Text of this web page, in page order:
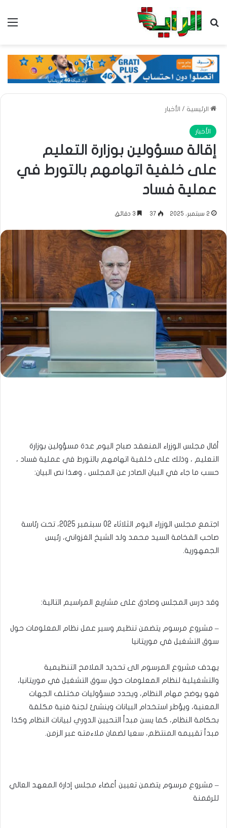
بحث عن
الرئيسية / الأخبار
الأخبار
إقالة مسؤولين بوزارة التعليم
على خلفية اتهامهم بالتورط في
عملية فساد
2 سبتمبر، 2025 37
أقال مجلس الوزراء المنعقد صباح اليوم عدة مسؤولين بوزارة
التعليم ، وذلك على خلفية اتهامهم بالتورط في عملية فساد ،
حسب ما جاء في البيان الصادر عن المجلس ، وهذا نص البيان:
اجتمع مجلس الوزراء اليوم الثلاثاء 02 سبتمبر 2025، تحت رئاسة
صاحب الفخامة السيد محمد ولد الشيخ الغزواني، رئيس
الجمهورية.
وقد درس المجلس وصادق على مشاريع المراسيم التالية:
– مشروع مرسوم يتضمن تنظيم وسير عمل نظام المعلومات حول
سوق التشغيل في موريتانيا
يهدف مشروع المرسوم الى تحديد الملامح التنظيمية
والتشغيلية لنظام المعلومات حول سوق التشغيل في موريتانيا،
فهو يوضح مهام النظام، ويحدد مسؤوليات مختلف الجهات
المعنية، ويؤطر استخدام البيانات وينشئ لجنة فنية مكلفة
بحكامة النظام، كما يسن مبدأ التحيين الدوري لبيانات النظام وكذا
مبدأ تقييمه المنتظم، سعيا لضمان ملاءمته عبر الزمن.
– مشروع مرسوم يتضمن تعيين أعضاء مجلس إدارة المعهد العالي
للرقمنة